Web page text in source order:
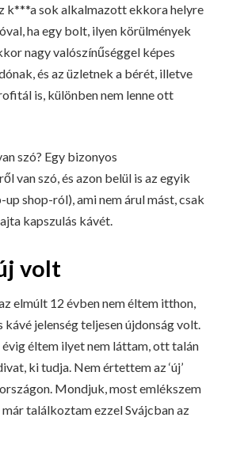
k***a sok alkalmazott ekkora helyre
ha egy bolt, ilyen körülmények
nagy valószínűséggel képes
és az üzletnek a bérét, illetve
is, különben nem lenne ott
szó? Egy bizonyos
van szó, és azon belül is az egyik
shop-ról), ami nem árul mást, csak
kapszulás kávét.
volt
elmúlt 12 évben nem éltem itthon,
kávé jelenség teljesen újdonság volt.
éltem ilyet nem láttam, ott talán
ki tudja. Nem értettem az ‘új’
Mondjuk, most emlékszem
már találkoztam ezzel Svájcban az